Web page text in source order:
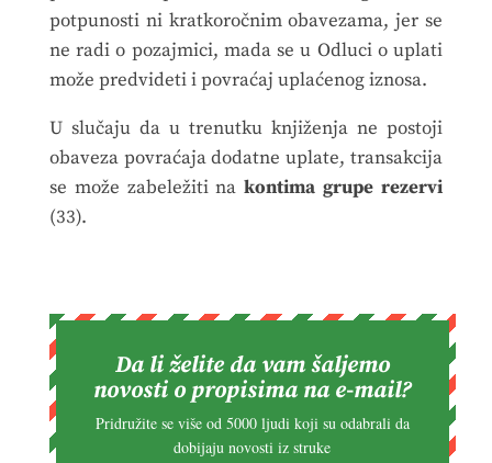
potpunosti ni kratkoročnim obavezama, jer se
ne radi o pozajmici, mada se u Odluci o uplati
može predvideti i povraćaj uplaćenog iznosa.
U slučaju da u trenutku knjiženja ne postoji
obaveza povraćaja dodatne uplate, transakcija
se može zabeležiti nakontima grupe rezervi
(33).
Da li želite da vam šaljemo
novosti o propisima na e-mail?
Pridružite se više od 5000 ljudi koji su odabrali da
dobijaju novosti iz struke